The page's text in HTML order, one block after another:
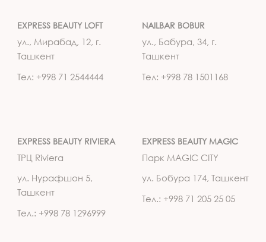
EXPRESS BEAUTY LOFT
ул., Мирабад, 12, г.
Ташкент
Тел: +998 71 2544444
NAILBAR BOBUR
ул., Бабура, 34, г.
Ташкент
Тел: +998 78 1501168
EXPRESS BEAUTY RIVIERA
ТРЦ Riviera
ул. Нурафшон 5,
Ташкент
Тел.: +998 78 1296999
EXPRESS BEAUTY MAGIC
Парк MAGIC CITY
ул. Бобура 174, Ташкент
Тел.: +998 71 205 25 05